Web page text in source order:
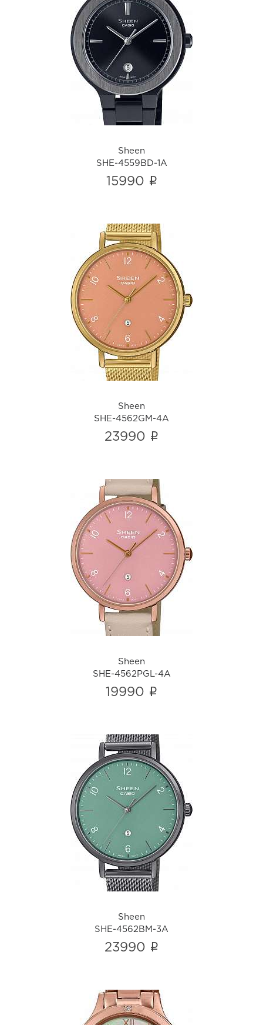
Sheen
SHE-4559BD-1A
i
Sheen
SHE-4559BD-1A
15990 i
Sheen
SHE-4562GM-4A
Sheen
SHE-4562GM-4A
23990 i
Sheen
SHE-4562PGL-4A
Sheen
SHE-4562PGL-4A
19990 i
Sheen
SHE-4562BM-3A
Sheen
SHE-4562BM-3A
23990 i